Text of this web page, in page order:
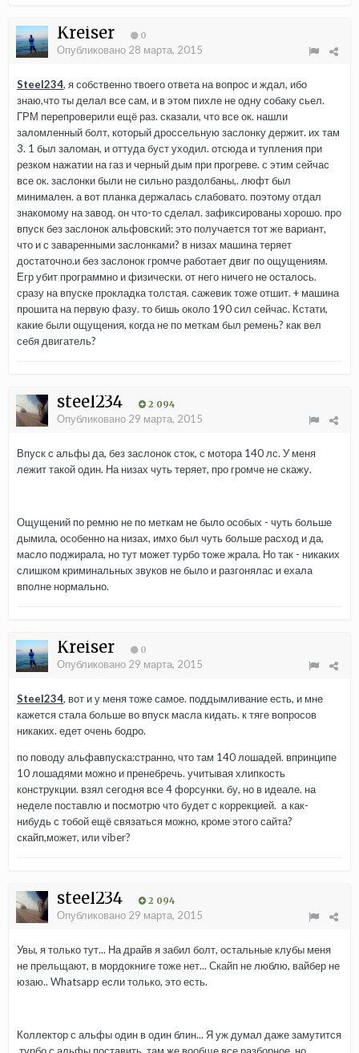
Kreiser 0
Опубликовано 28 марта, 2015
Steel234, я собственно твоего ответа на вопрос и ждал, ибо
знаю,что ты делал все сам, и в этом пихле не одну собаку сьел.
ГРМ перепроверили ещё раз. сказали, что все ок. нашли
заломленный болт, который дроссельную заслонку держит. их там
3. 1 был заломан, и оттуда буст уходил. отсюда и тупления при
резком нажатии на газ и черный дым при прогреве. с этим сейчас
все ок. заслонки были не сильно раздолбаны,. люфт был
минимален. а вот планка держалась слабовато. поэтому отдал
знакомому на завод. он что-то сделал. зафиксированы хорошо. про
впуск без заслонок альфовский: это получается тот же вариант,
что и с заваренными заслонками? в низах машина теряет
достаточно.и без заслонок громче работает двиг по ощущениям.
Егр убит программно и физически. от него ничего не осталось.
сразу на впуске прокладка толстая. сажевик тоже отшит. + машина
прошита на первую фазу. то бишь около 190 сил сейчас. Кстати,
какие были ощущения, когда не по меткам был ремень? как вел
себя двигатель?
steel234 2 094
Опубликовано 29 марта, 2015
Впуск с альфы да, без заслонок сток, с мотора 140 лс. У меня
лежит такой один. На низах чуть теряет, про громче не скажу.
Ощущений по ремню не по меткам не было особых - чуть больше
дымила, особенно на низах, имхо был чуть больше расход и да,
масло поджирала, но тут может турбо тоже жрала. Но так - никаких
слишком криминальных звуков не было и разгонялас и ехала
вполне нормально.
Kreiser 0
Опубликовано 29 марта, 2015
Steel234, вот и у меня тоже самое. поддымливание есть, и мне
кажется стала больше во впуск масла кидать. к тяге вопросов
никаких. едет очень бодро.
по поводу альфавпуска:странно, что там 140 лошадей. впринципе
10 лошадями можно и пренебречь. учитывая хлипкость
конструкции. взял сегодня все 4 форсунки. бу, но в идеале. на
неделе поставлю и посмотрю что будет с коррекцией. а как-
нибудь с тобой ещё связаться можно, кроме этого сайта?
скайп,может, или viber?
steel234 2 094
Опубликовано 29 марта, 2015
Увы, я только тут... На драйв я забил болт, остальные клубы меня
не прельщают, в мордокниге тоже нет... Скайп не люблю, вайбер не
юзаю.. Whatsapp если только, это есть.
Коллектор с альфы один в один блин... Я уж думал даже замутится
турбо с альфы поставить, там же вообще все разборное, но